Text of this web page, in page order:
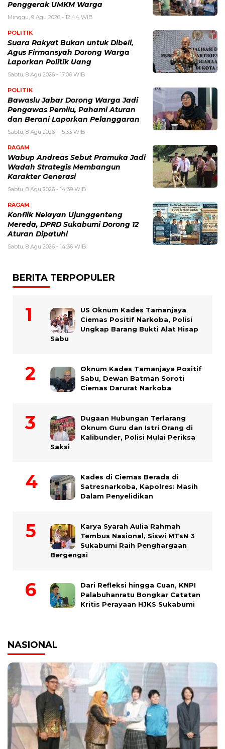
Penggerak UMKM Warga
Minggu, 9 Agu 2026 - 12:44 WIB
POLITIK
Suara Rakyat Bukan untuk Dibeli,
Agus Firmansyah Dorong Warga
Laporkan Politik Uang
Sabtu, 8 Agu 2026 - 17:06 WIB
POLITIK
Bawaslu Jabar Dorong Warga Jadi
Pengawas Pemilu, Pahami Aturan
dan Berani Laporkan Pelanggaran
Sabtu, 8 Agu 2026 - 15:33 WIB
RAGAM
Wabup Andreas Sebut Pramuka Jadi
Wadah Strategis Membangun
Karakter Generasi ‎
Sabtu, 8 Agu 2026 - 14:39 WIB
RAGAM
Konflik Nelayan Ujunggenteng
Mereda, DPRD Sukabumi Dorong 12
Aturan Dipatuhi
Sabtu, 8 Agu 2026 - 14:36 WIB
BERITA TERPOPULER
US Oknum Kades Tamanjaya
Ciemas Positif Narkoba, Polisi
Ungkap Barang Bukti Alat Hisap
Sabu
Oknum Kades Tamanjaya Positif
Sabu, Dewan Batman Soroti
Ciemas Darurat Narkoba
Dugaan Hubungan Terlarang
Oknum Guru dan Istri Orang di
Kalibunder, Polisi Mulai Periksa
Saksi
Kades di Ciemas Berada di
Satresnarkoba, Kapolres: Masih
Dalam Penyelidikan
Karya Syarah Aulia Rahmah
Tembus Nasional, Siswi MTsN 3
Sukabumi Raih Penghargaan
Bergengsi
Dari Refleksi hingga Cuan, KNPI
Palabuhanratu Bongkar Catatan
Kritis Perayaan HJKS Sukabumi
NASIONAL